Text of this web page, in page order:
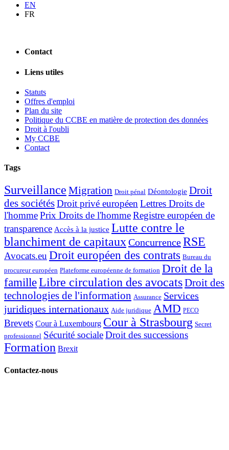
EN
FR
Contact
Liens utiles
Statuts
Offres d'emploi
Plan du site
Politique du CCBE en matière de protection des données
Droit à l'oubli
My CCBE
Contact
Tags
Surveillance Migration Droit pénal Déontologie Droit
des sociétésDroit privé européenLettres Droits de
l'hommePrix Droits de l'hommeRegistre européen de
transparence Accès à la justice Lutte contre le
blanchiment de capitauxConcurrenceRSE
Avocats.eu Droit européen des contrats Bureau du
procureur européen Plateforme européenne de formation Droit de la
familleLibre circulation des avocatsDroit des
technologies de l'information Assurance Services
juridiques internationaux Aide juridique AMD PECO
Brevets Cour à Luxembourg Cour à Strasbourg Secret
professionnel Sécurité socialeDroit des successions
Formation Brexit
Contactez-nous